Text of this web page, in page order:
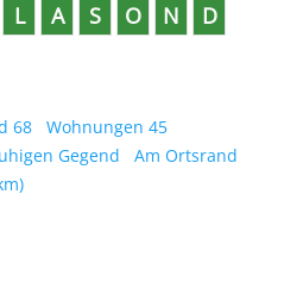
L A S O N D
68
Wohnungen 45
Gegend
Am Ortsrand